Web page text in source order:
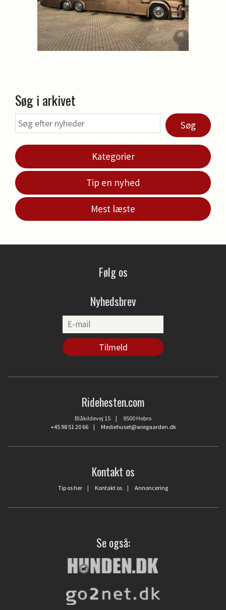
Søg i arkivet
Søg
Kategorier
Tip en nyhed
Mest læste
Følg os
Nyhedsbrev
Ridehesten.com
Blåkildevej 15 | 9500 Hobro
+45 98 51 20 66| Mediehuset@wiegaarden.dk
Kontakt os
Tip os her | Kontakt os | Annoncering
Se også: